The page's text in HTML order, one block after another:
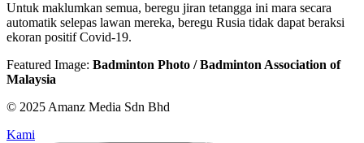
Untuk maklumkan semua, beregu jiran tetangga ini mara secara
automatik selepas lawan mereka, beregu Rusia tidak dapat beraksi
ekoran positif Covid-19.
Featured Image: Badminton Photo / Badminton Association of
Malaysia
© 2025 Amanz Media Sdn Bhd
Kami